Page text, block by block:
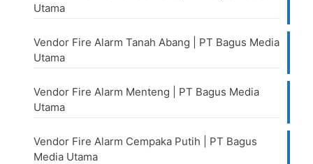
Utama
Vendor Fire Alarm Tanah Abang | PT Bagus Media
Utama
Vendor Fire Alarm Menteng | PT Bagus Media
Utama
Vendor Fire Alarm Cempaka Putih | PT Bagus
Media Utama